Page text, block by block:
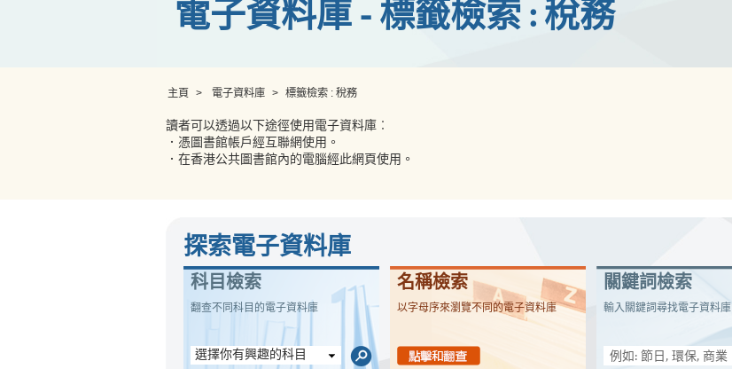
電子資料庫 - 標籤檢索 : 稅務
主頁 > 電子資料庫 > 標籤檢索 : 稅務
讀者可以透過以下途徑使用電子資料庫︰
．憑圖書館帳戶經互聯網使用。
．在香港公共圖書館內的電腦經此網頁使用。
探索電子資料庫
科目檢索
翻查不同科目的電子資料庫
選擇你有興趣的科目
名稱檢索
以字母序來瀏覽不同的電子資料庫
關鍵詞檢索
輸入關鍵詞尋找電子資料庫